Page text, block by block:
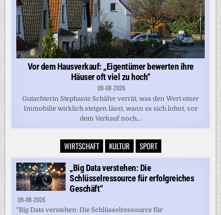
Vor dem Hausverkauf: „Eigentümer bewerten ihre
Häuser oft viel zu hoch“
09-08-2026
Gutachterin Stephanie Schäfer verrät, was den Wert einer
Immobilie wirklich steigen lässt, wann es sich lohnt, vor
dem Verkauf noch...
WIRTSCHAFT KULTUR SPORT
„Big Data verstehen: Die
Schlüsselressource für erfolgreiches
Geschäft“
09-08-2026
"Big Data verstehen: Die Schlüsselressource für